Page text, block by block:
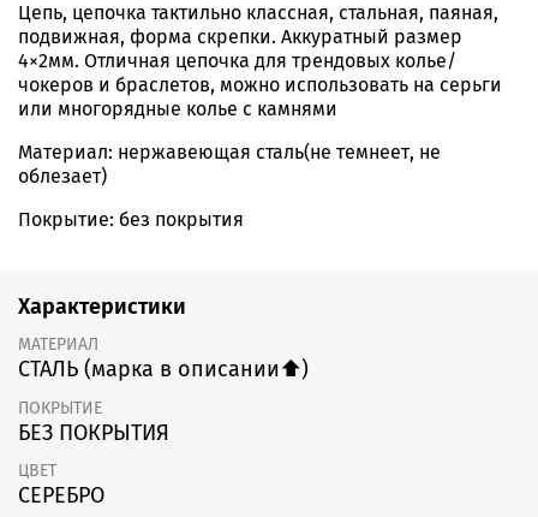
Цепь, цепочка тактильно классная, стальная, паяная,
подвижная, форма скрепки. Аккуратный размер
4×2мм. Отличная цепочка для трендовых колье/
чокеров и браслетов, можно использовать на серьги
или многорядные колье с камнями
Материал: нержавеющая сталь(не темнеет, не
облезает)
Покрытие: без покрытия
Характеристики
МАТЕРИАЛ
СТАЛЬ (марка в описании⬆️)
ПОКРЫТИЕ
БЕЗ ПОКРЫТИЯ
ЦВЕТ
СЕРЕБРО